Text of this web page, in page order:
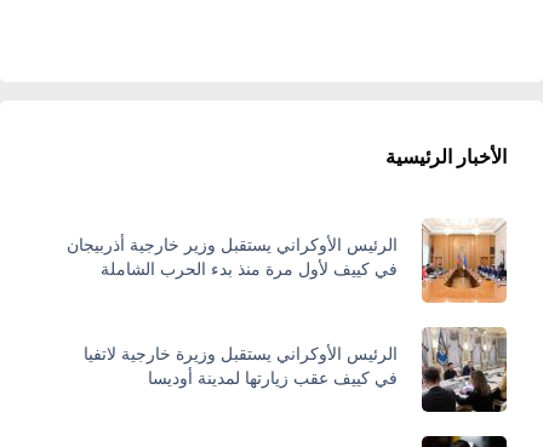
الأخبار الرئيسية
الرئيس الأوكراني يستقبل وزير خارجية أذربيجان
في كييف لأول مرة منذ بدء الحرب الشاملة
الرئيس الأوكراني يستقبل وزيرة خارجية لاتفيا
في كييف عقب زيارتها لمدينة أوديسا